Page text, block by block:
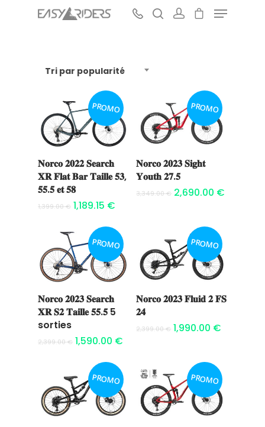
Hit enter to search or ESC to close
Tri par popularité
PROMO
Ajouter au
panier
𝐍𝐨𝐫𝐜𝐨 𝟐𝟎𝟐𝟐 𝐒𝐞𝐚𝐫𝐜𝐡
𝐗𝐑 𝐅𝐥𝐚𝐭 𝐁𝐚𝐫 𝐓𝐚𝐢𝐥𝐥𝐞 𝟓𝟑,
𝟓𝟓.𝟓 𝐞𝐭 𝟓𝟖
1,399.00€ 1,189.15 €
PROMO
Ajouter au
panier
𝐍𝐨𝐫𝐜𝐨 𝟐𝟎𝟐𝟑 𝐒𝐢𝐠𝐡𝐭
𝐘𝐨𝐮𝐭𝐡 𝟐𝟕.𝟓
3,349.00€ 2,690.00 €
PROMO
Ajouter au
panier
𝐍𝐨𝐫𝐜𝐨 𝟐𝟎𝟐𝟑 𝐒𝐞𝐚𝐫𝐜𝐡
𝐗𝐑 𝐒𝟐 𝐓𝐚𝐢𝐥𝐥𝐞 𝟓𝟓.𝟓 5
sorties
2,399.00€ 1,590.00 €
PROMO
Ajouter au
panier
𝐍𝐨𝐫𝐜𝐨 𝟐𝟎𝟐𝟑 𝐅𝐥𝐮𝐢𝐝 𝟐 𝐅𝐒
𝟐𝟒
2,399.00€ 1,990.00 €
PROMO PROMO